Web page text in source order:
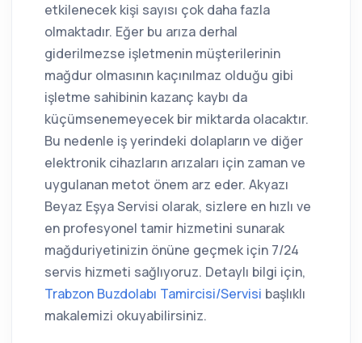
etkilenecek kişi sayısı çok daha fazla
olmaktadır. Eğer bu arıza derhal
giderilmezse işletmenin müşterilerinin
mağdur olmasının kaçınılmaz olduğu gibi
işletme sahibinin kazanç kaybı da
küçümsenemeyecek bir miktarda olacaktır.
Bu nedenle iş yerindeki dolapların ve diğer
elektronik cihazların arızaları için zaman ve
uygulanan metot önem arz eder. Akyazı
Beyaz Eşya Servisi olarak, sizlere en hızlı ve
en profesyonel tamir hizmetini sunarak
mağduriyetinizin önüne geçmek için 7/24
servis hizmeti sağlıyoruz. Detaylı bilgi için,
Trabzon Buzdolabı Tamircisi/Servisi başlıklı
makalemizi okuyabilirsiniz.